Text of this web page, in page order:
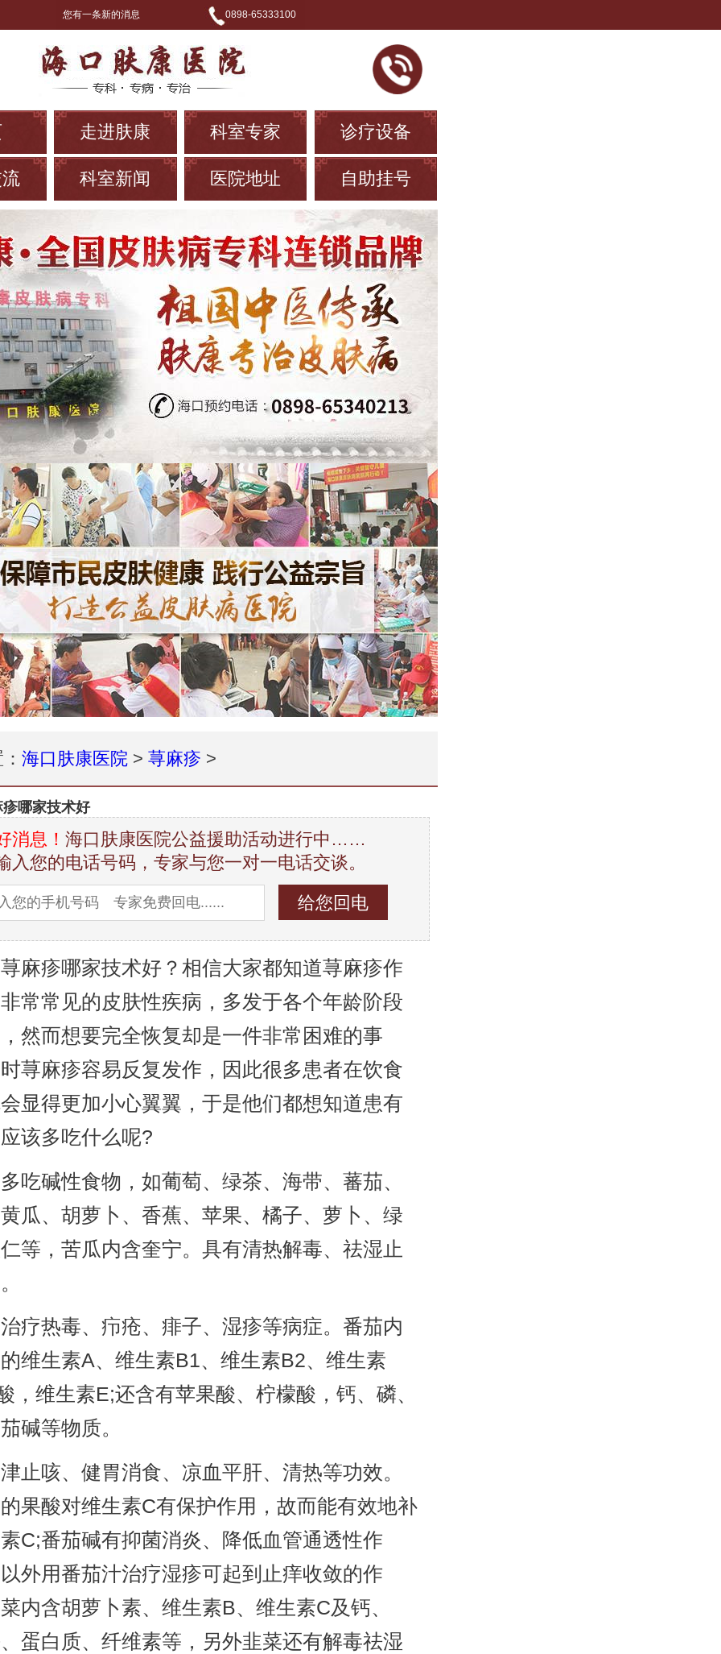
您有一条新的消息 0898-65333100
走进肤康 科室专家 诊疗设备
科室新闻 医院地址 自助挂号
海口肤康医院> 荨麻疹 >
哪家技术好
消息！ 海口肤康医院公益援助活动进行中……
入您的电话号码，专家与您一对一电话交谈。
麻疹哪家技术好？相信大家都知道荨麻疹作
常常见的皮肤性疾病，多发于各个年龄阶段
然而想要完全恢复却是一件非常困难的事
荨麻疹容易反复发作，因此很多患者在饮食
显得更加小心翼翼，于是他们都想知道患有
该多吃什么呢?
吃碱性食物，如葡萄、绿茶、海带、蕃茄、
瓜、胡萝卜、香蕉、苹果、橘子、萝卜、绿
等，苦瓜内含奎宁。具有清热解毒、祛湿止
疗热毒、疖疮、痱子、湿疹等病症。番茄内
维生素A、维生素B1、维生素B2、维生素
，维生素E;还含有苹果酸、柠檬酸，钙、磷、
碱等物质。
止咳、健胃消食、凉血平肝、清热等功效。
果酸对维生素C有保护作用，故而能有效地补
C;番茄碱有抑菌消炎、降低血管通透性作
外用番茄汁治疗湿疹可起到止痒收敛的作
内含胡萝卜素、维生素B、维生素C及钙、
蛋白质、纤维素等，另外韭菜还有解毒祛湿